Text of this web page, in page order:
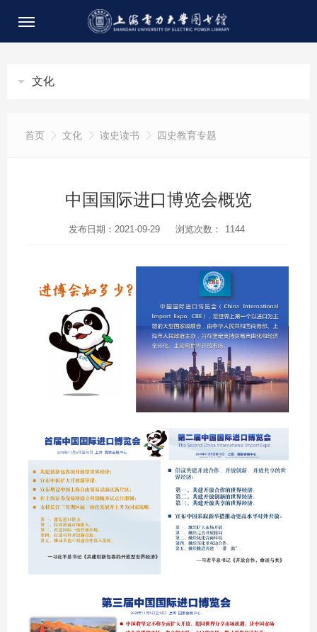
文化
首页 文化 读史读书 四史教育专题
中国国际进口博览会概览
发布日期：2021-09-29 浏览次数： 1144